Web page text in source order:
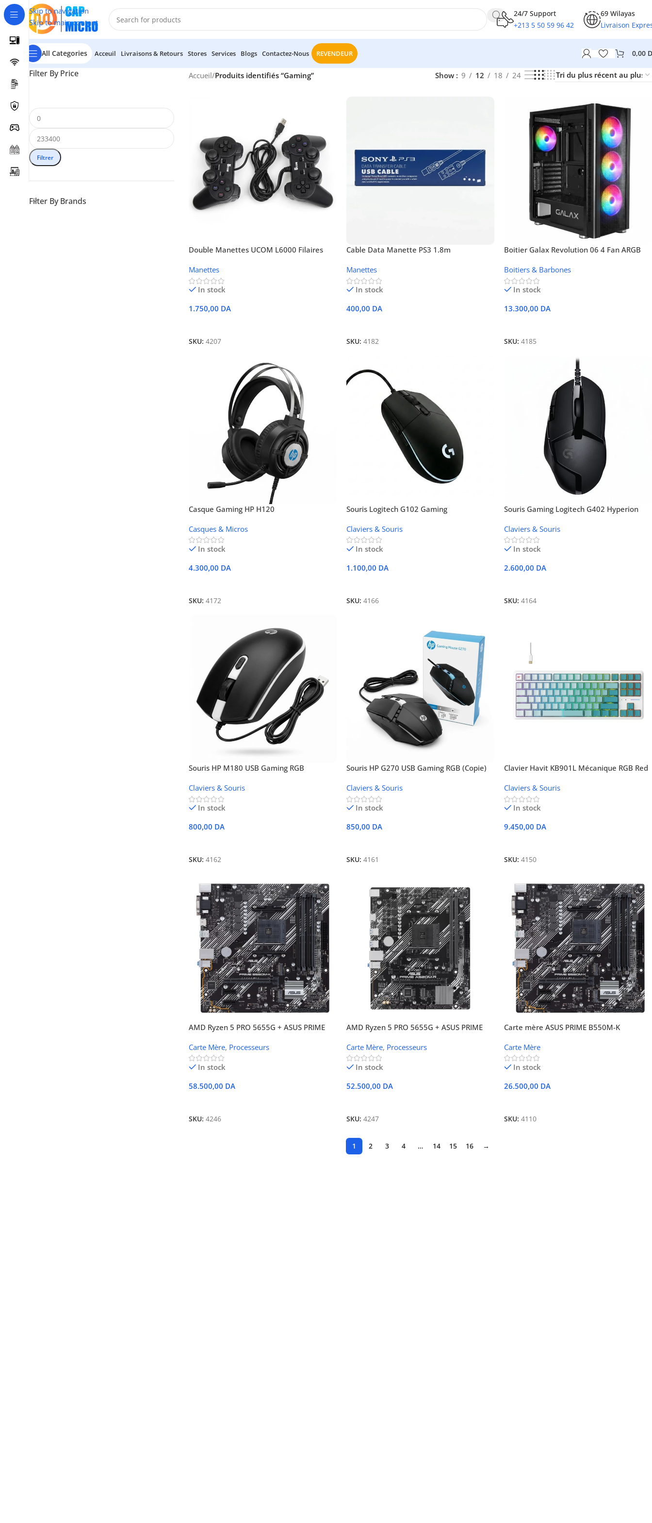
Skip to navigation
Skip to main content
24/7 Support
+213 5 50 59 96 42
69 Wilayas
Livraison
All Categories Acceuil Livraisons & Retours Stores Services Blogs Contactez-Nous REVENDEUR 0,00
Filter By Price
Filtrer
Filter By Brands
Accueil/Produits identifiés “Gaming” Show 9 12 18 24
Double Manettes UCOM L6000 Filaires
Manettes
In stock
1.750,00 DA
SKU: 4207
Cable Data Manette PS3 1.8m
Manettes
In stock
400,00 DA
SKU: 4182
Boitier Galax Revolution 06 4 Fan ARGB
Boitiers & Barbones
In stock
13.300,00 DA
SKU: 4185
Casque Gaming HP H120
Casques & Micros
In stock
4.300,00 DA
SKU: 4172
Souris Logitech G102 Gaming
Claviers & Souris
In stock
1.100,00 DA
SKU: 4166
Souris Gaming Logitech G402 Hyperion
Claviers & Souris
In stock
2.600,00 DA
SKU: 4164
Souris HP M180 USB Gaming RGB
Claviers & Souris
In stock
800,00 DA
SKU: 4162
Souris HP G270 USB Gaming RGB (Copie)
Claviers & Souris
In stock
850,00 DA
SKU: 4161
Clavier Havit KB901L Mécanique RGB Red
Claviers & Souris
In stock
9.450,00 DA
SKU: 4150
AMD Ryzen 5 PRO 5655G + ASUS PRIME
Carte Mère, Processeurs
In stock
58.500,00 DA
SKU: 4246
AMD Ryzen 5 PRO 5655G + ASUS PRIME
Carte Mère, Processeurs
In stock
52.500,00 DA
SKU: 4247
Carte mère ASUS PRIME B550M-K
Carte Mère
In stock
26.500,00 DA
SKU: 4110
1 2 3 4 … 14 15 16 →